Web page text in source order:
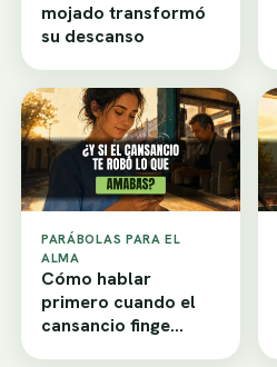
mojado transformó
su descanso
PARÁBOLAS PARA EL
ALMA
Cómo hablar
primero cuando el
cansancio finge